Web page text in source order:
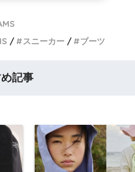
スニーカー ブーツ
記事